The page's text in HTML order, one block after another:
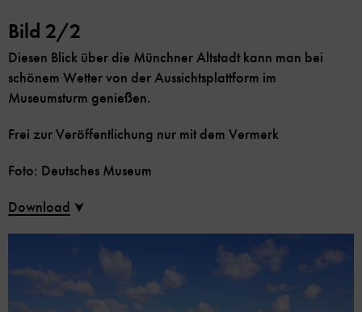
Bild 2/2
Diesen Blick über die Münchner Altstadt kann man bei
schönem Wetter von der Aussichtsplattform im
Museumsturm genießen.
Frei zur Veröffentlichung nur mit dem Vermerk
Foto: Deutsches Museum
Download